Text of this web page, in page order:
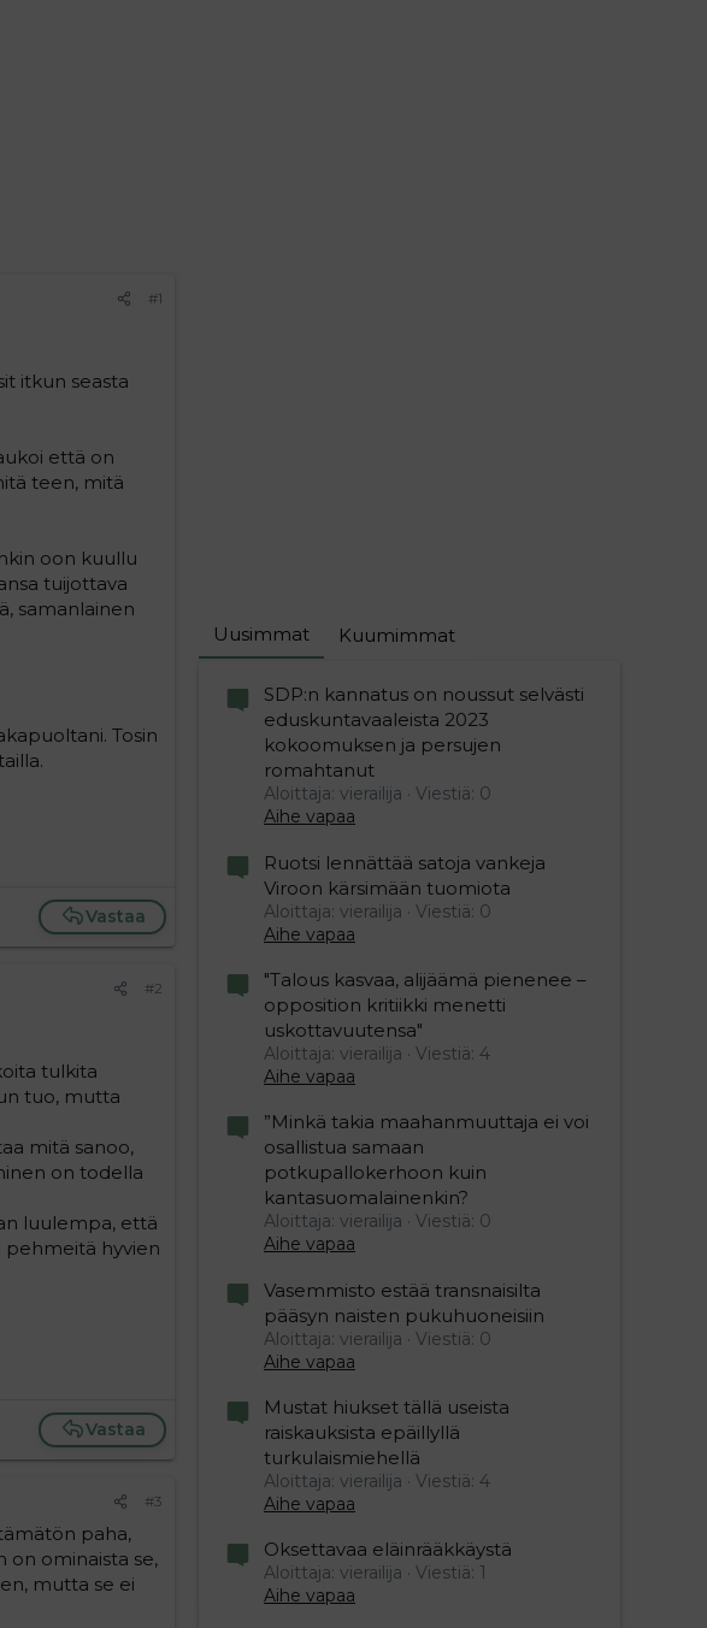
#1
itkun seasta
että on
teen, mitä
oon kuullu
tuijottava
samanlainen
Tosin
Vastaa
#2
tulkita
tuo, mutta
mitä sanoo,
on todella
luulempa, että
pehmeitä hyvien
Vastaa
#3
paha,
on ominaista se,
mutta se ei
Uusimmat Kuumimmat
SDP:n kannatus on noussut selvästi
eduskuntavaaleista 2023
kokoomuksen ja persujen
romahtanut
Aloittaja: vierailija
Viestiä: 0
Aihe vapaa
Ruotsi lennättää satoja vankeja
Viroon kärsimään tuomiota
Aloittaja: vierailija
Viestiä: 0
Aihe vapaa
"Talous kasvaa, alijäämä pienenee –
opposition kritiikki menetti
uskottavuutensa"
Aloittaja: vierailija
Viestiä: 4
Aihe vapaa
”Minkä takia maahanmuuttaja ei voi
osallistua samaan
potkupallokerhoon kuin
kantasuomalainenkin?
Aloittaja: vierailija
Viestiä: 0
Aihe vapaa
Vasemmisto estää transnaisilta
pääsyn naisten pukuhuoneisiin
Aloittaja: vierailija
Viestiä: 0
Aihe vapaa
Mustat hiukset tällä useista
raiskauksista epäillyllä
turkulaismiehellä
Aloittaja: vierailija
Viestiä: 4
Aihe vapaa
Oksettavaa eläinrääkkäystä
Aloittaja: vierailija
Viestiä: 1
Aihe vapaa